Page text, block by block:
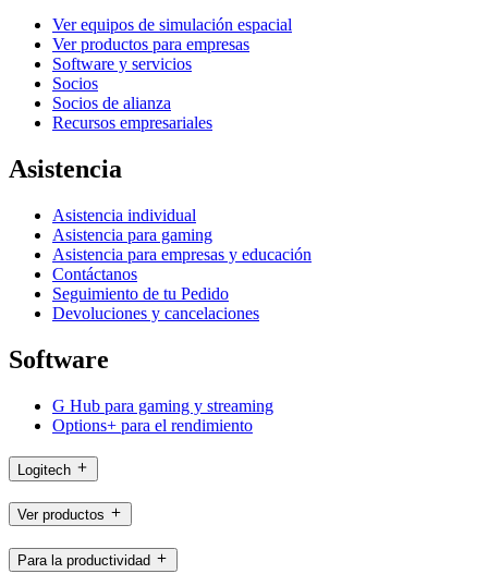
Ver equipos de simulación espacial
Ver productos para empresas
Software y servicios
Socios
Socios de alianza
Recursos empresariales
Asistencia
Asistencia individual
Asistencia para gaming
Asistencia para empresas y educación
Contáctanos
Seguimiento de tu Pedido
Devoluciones y cancelaciones
Software
G Hub para gaming y streaming
Options+ para el rendimiento
Logitech
Ver productos
Para la productividad